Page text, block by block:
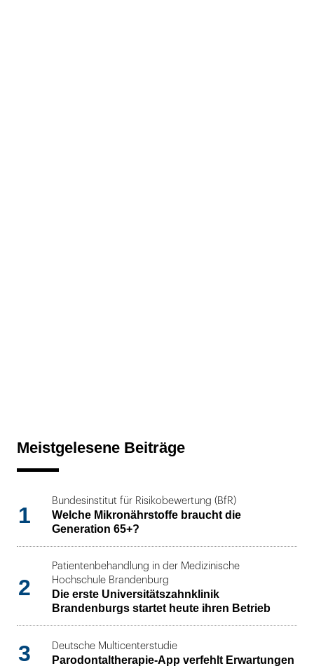
Meistgelesene Beiträge
1
Bundesinstitut für Risikobewertung (BfR)
Welche Mikronährstoffe braucht die
Generation 65+?
2
Patientenbehandlung in der Medizinische
Hochschule Brandenburg
Die erste Universitätszahnklinik
Brandenburgs startet heute ihren Betrieb
3 Deutsche Multicenterstudie
Parodontaltherapie-App verfehlt Erwartungen